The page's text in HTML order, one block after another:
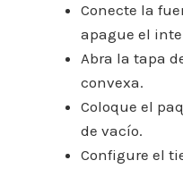
Conecte la
apague el
Abra la tapa
convexa.
Coloque el
de vacío.
Configure el